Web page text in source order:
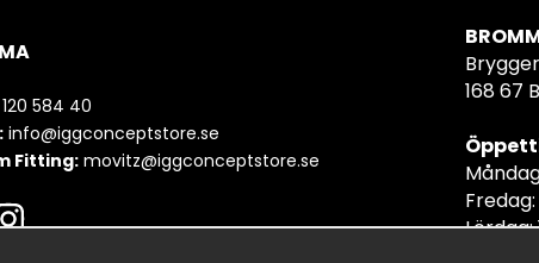
584 40
info@iggconceptstore.se
Fitting: movitz@iggconceptstore.se
168 67
Fredag:
Lördag: